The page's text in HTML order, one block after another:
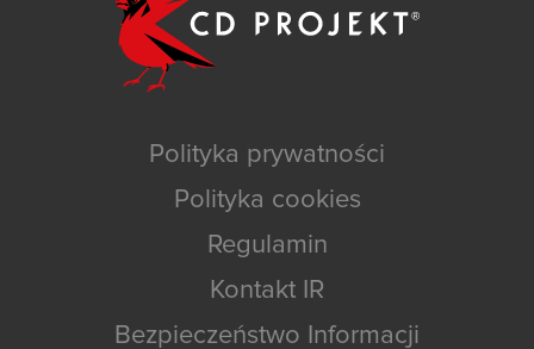
Polityka prywatności
Polityka cookies
Regulamin
Kontakt IR
Bezpieczeństwo Informacji